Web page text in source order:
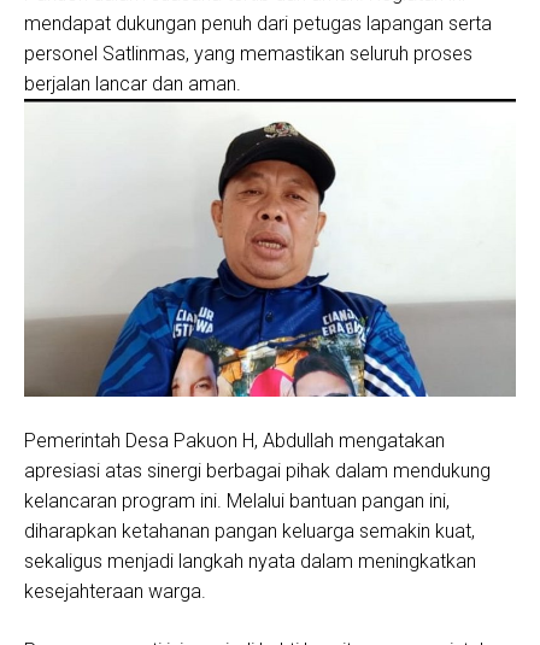
mendapat dukungan penuh dari petugas lapangan serta
personel Satlinmas, yang memastikan seluruh proses
berjalan lancar dan aman.
Pemerintah Desa Pakuon H, Abdullah mengatakan
apresiasi atas sinergi berbagai pihak dalam mendukung
kelancaran program ini. Melalui bantuan pangan ini,
diharapkan ketahanan pangan keluarga semakin kuat,
sekaligus menjadi langkah nyata dalam meningkatkan
kesejahteraan warga.